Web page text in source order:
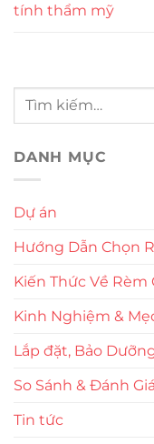
tính thẩm mỹ
DANH MỤC
Dự án
Hướng Dẫn Chọn
Kiến Thức Về Rèm
Kinh Nghiệm &
Lắp đặt, Bảo
So Sánh & Đánh Giá
Tin tức